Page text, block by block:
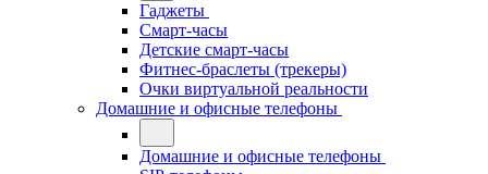
Гаджеты
Смарт-часы
Детские смарт-часы
Фитнес-браслеты (трекеры)
Очки виртуальной реальности
Домашние и офисные телефоны
Домашние и офисные телефоны